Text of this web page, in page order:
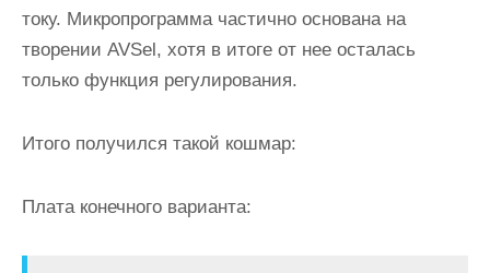
току. Микропрограмма частично основана на
творении AVSel, хотя в итоге от нее осталась
только функция регулирования.
Итого получился такой кошмар:
Плата конечного варианта: